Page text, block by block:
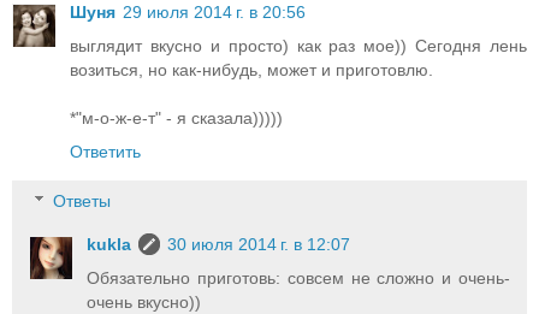
Шуня 29 июля 2014 г. в 20:56
выглядит вкусно и просто) как раз мое)) Сегодня лень
возиться, но как-нибудь, может и приготовлю.
*"м-о-ж-е-т" - я сказала)))))
Ответить
Ответы
kukla
30 июля 2014 г. в 12:07
Обязательно приготовь: совсем не сложно и очень-
очень вкусно))